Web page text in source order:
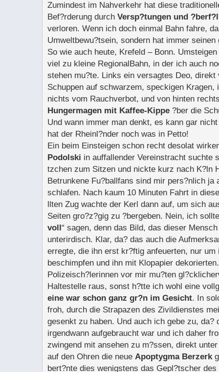
Zumindest im Nahverkehr hat diese
Bef?rderung durch Versp?tungen und
verloren. Wenn ich doch einmal Bahn fahre,
Umweltbewu?tsein, sondern hat immer seinen
So wie auch heute, Krefeld – Bonn.
viel zu kleine RegionalBahn, in der ich auch
stehen mu?te. Links ein versagtes Deo, direkt
Schuppen auf schwarzem, speckigen Kragen,
nichts vom Rauchverbot, und von hinten
Hungermagen mit Kaffee-Kippe ?ber die
Und wann immer man denkt, es kann gar
hat der Rheinl?nder noch was in Petto!
Ein beim Einsteigen schon recht desolat
Podolski in auffallender Vereinstracht suchte
tzchen zum Sitzen und nickte kurz nach K?ln
Betrunkene Fu?ballfans sind mir pers?nlich ja
schlafen. Nach kaum 10 Minuten Fahrt in
llten Zug wachte der Kerl dann auf, um sich
Seiten gro?z?gig zu ?bergeben. Nein, ich
voll “ sagen, denn das Bild, das dieser
unterirdisch. Klar, da? das auch die
erregte, die ihn erst kr?ftig anfeuerten, nur um
beschimpfen und ihn mit Klopapier
Polizeisch?lerinnen vor mir mu?ten
Haltestelle raus, sonst h?tte ich wohl eine
eine war schon ganz gr?n im Gesicht. In
froh, durch die Strapazen des Zivildienstes
gesenkt zu haben. Und auch ich gebe zu, da?
irgendwann aufgebraucht war und ich daher
zwingend mit ansehen zu m?ssen, direkt
auf den Ohren die neue Apoptygma Berzerk
bert?nte dies wenigstens das Gepl?tscher